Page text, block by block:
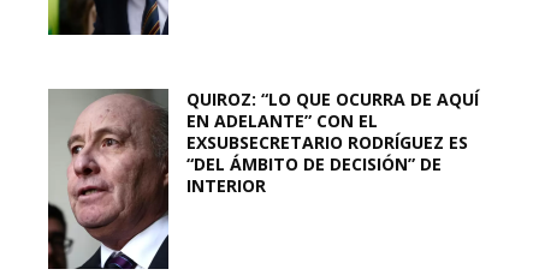
QUIROZ: “LO QUE OCURRA DE AQUÍ
EN ADELANTE” CON EL
EXSUBSECRETARIO RODRÍGUEZ ES
“DEL ÁMBITO DE DECISIÓN” DE
INTERIOR